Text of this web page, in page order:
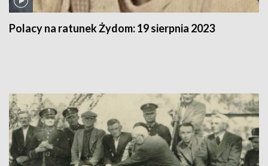
Polacy na ratunek Żydom:19 sierpnia 2023